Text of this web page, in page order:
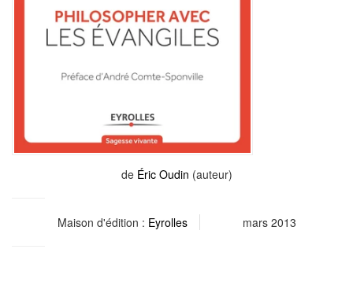
de Éric Oudin (auteur)
Maison d'édition : Eyrolles mars 2013